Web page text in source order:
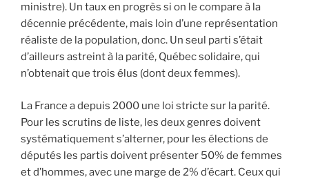
ministre). Un taux en progrès si on le compare à la
décennie précédente, mais loin d’une représentation
réaliste de la population, donc. Un seul parti s’était
d’ailleurs astreint à la parité, Québec solidaire, qui
n’obtenait que trois élus (dont deux femmes).
La France a depuis 2000 une loi stricte sur la parité.
Pour les scrutins de liste, les deux genres doivent
systématiquement s’alterner, pour les élections de
députés les partis doivent présenter 50% de femmes
et d’hommes, avec une marge de 2% d’écart. Ceux qui